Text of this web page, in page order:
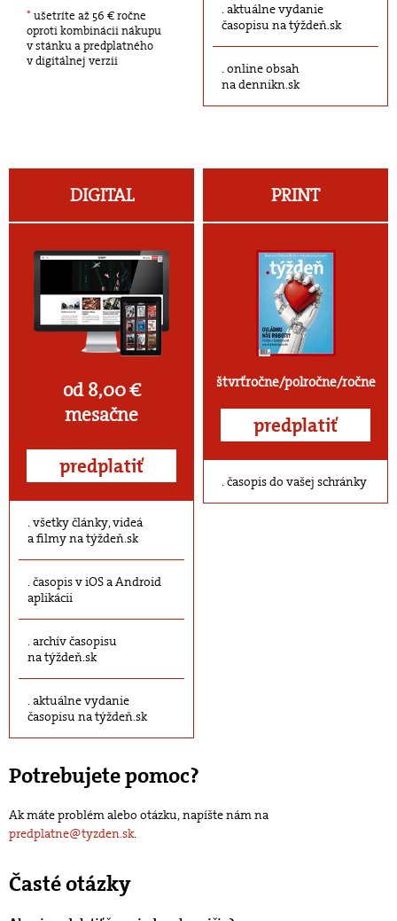
* ušetríte až 56 € ročne
oproti kombinácii nákupu
v stánku a predplatného
v digitálnej verzii
aktuálne vydanie
časopisu na týždeň.sk
online obsah
na dennikn.sk
DIGITAL
od 8,00 €
mesačne
predplatiť
všetky články, videá
a filmy na týždeň.sk
časopis v iOS a Android
aplikácii
archív časopisu
na týždeň.sk
aktuálne vydanie
časopisu na týždeň.sk
PRINT
štvrťročne/polročne/ročne
predplatiť
časopis do vašej schránky
Potrebujete pomoc?
Ak máte problém alebo otázku, napíšte nám na
predplatne@tyzden.sk.
Časté otázky